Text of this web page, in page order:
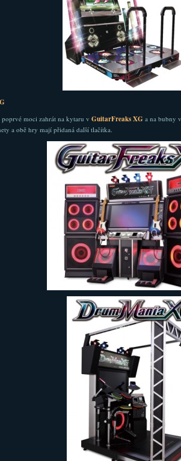
poprvé moci zahrát na kytaru v GuitarFreaks XG a na bubny
a obě hry mají přidaná další tlačítka.